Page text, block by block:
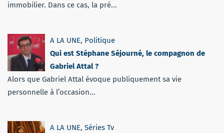
immobilier. Dans ce cas, la pré...
A LA UNE, Politique
Qui est Stéphane Séjourné, le compagnon de
Gabriel Attal ?
Alors que Gabriel Attal évoque publiquement sa vie
personnelle à l’occasion...
A LA UNE, Séries Tv